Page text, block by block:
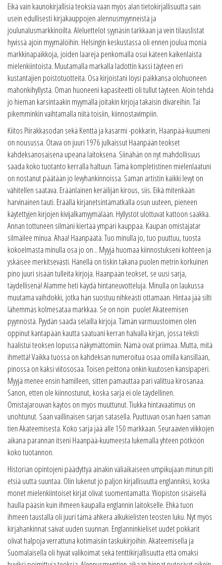
Eikä vain kaunokirjallisia teoksia vaan myös alan tietokirjallisuutta sain
usein edullisesti kirjakauppojen alennusmyynneistä ja
joulunalusmarkkinoilta. Aleluettelot syynäsin tarkkaan ja vein tilauslistat
hyvissä ajoin myymälöihin. Helsingin keskustassa oli ennen joulua monia
markkinapaikkoja, joiden laareja penkomalla osui käteen kaikenlaista
mielenkiintoista. Muutamalla markalla ladottin kassi täyteen eri
kustantajien poistotuotteita. Osa kirjoistani löysi paikkansa olohuoneen
mahonkihyllystä. Oman huoneeni kapasiteetti oli tullut täyteen. Aloin tehdä
jo hieman karsintaakin myymällä joitakin kirjoja takaisin divareihin. Tai
pikemminkin vaihtamalla niitä toisiin, kiinnostavimpiin.
Kiitos Piirakkasodan sekä Kenttä ja kasarmi -pokkarin, Haanpää-kuumeni
on nousussa. Otava on juuri 1976 julkaissut Haanpään teokset
kahdeksanosaisena upeana laitoksena. Siinähän on nyt mahdollisuus
saada koko tuotanto kerralla haltuun. Tämä kompletistinen mielenlaatuni
on nostanut päätään jo levyhankinnoissa. Saman artistin kaikki levyt on
vähitellen saatava. Eräänlainen keräilijän kirous, siis. Eikä mitenkään
harvinainen tauti. Eräällä kirjanetsintämatkalla osun uuteen, pieneen
käytettyjen kirjojen kivijalkamyymälään. Hyllystöt ulottuvat kattoon saakka.
Annan tottuneen silmäni kiertää ympäri kauppaa. Kaupan omistajatar
silmäilee minua. Ahaa! Haanpäätä. Tuo minulla jo, tuo puuttuu, tuosta
kokoelmasta minulla osa jo on... Myyjä huomaa kiinnostukseni kohteen ja
yskäisee merkitsevästi. Hänellä on tiskin takana puolen metrin korkuinen
pino juuri sisään tulleita kirjoja. Haanpään teokset, se uusi sarja,
täydellisenä! Alamme heti käydä hintaneuvotteluja. Minulla on laukussa
muutama vaihdokki, jotka hän suostuu nihkeästi ottamaan. Hintaa jää silti
lähemmäs kolmesataa markkaa. Se on noin puolet Akateemisen
pyynnöstä. Pyydän saada selailla kirjoja. Tämän varmuustoimen olen
oppinut kantapään kautta saatuani kerran halvalla kirjan, jossa teksti
haalistui teoksen lopussa näkymättömiin. Nämä ovat priimaa. Mutta, mitä
ihmettä! Vaikka tuossa on kahdeksan numeroitua osaa omilla kansillaan,
pinossa on kaksi viitososaa. Toisen peittona onkin kuutosen kansipaperi.
Myyjä menee ensin hämilleen, sitten pamauttaa pari valittua kirosanaa.
Sanon, etten ole kiinnostunut, koska sarja ei ole täydellinen.
Omistajarouvan käytös on myös muuttunut. Tiukka hintavaatimus on
unohtunut. Saan vaillinaisen sarjan satasella. Puuttuvan osan haen saman
tien Akateemisesta. Koko sarja jää alle 150 markkaan. Seuraavien viikkojen
aikana parannan itseni Haanpää-kuumeesta lukemalla yhteen pötköön
koko tuotannon.
Historian opintojeni päädyttyä ainakin väliaikaiseen umpikujaan minun piti
etsiä uutta suuntaa. Olin lukenut jo paljon kirjallisuutta englanniksi, koska
monet mielenkiintoiset kirjat olivat suomentamatta. Yliopiston sisäisellä
haulla pääsin kuin ihmeen kaupalla englannin laitokselle. Ehkä tuon
ihmeen taustalla oli juuri tämä ahkera alkukielisten teosten luku. Nyt myös
kirjahankinnat saivat uuden suunnan. Englanninkieliset uudet pokkarit
olivat halpoja verrattuna kotimaisiin taskukirjoihin. Akateemisella ja
Suomalaisella oli hyvät valikoimat sekä tenttikirjallisuutta että omaksi